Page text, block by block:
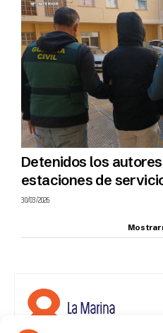
Detenidos los
estaciones de
30/03/2026
Mostrar